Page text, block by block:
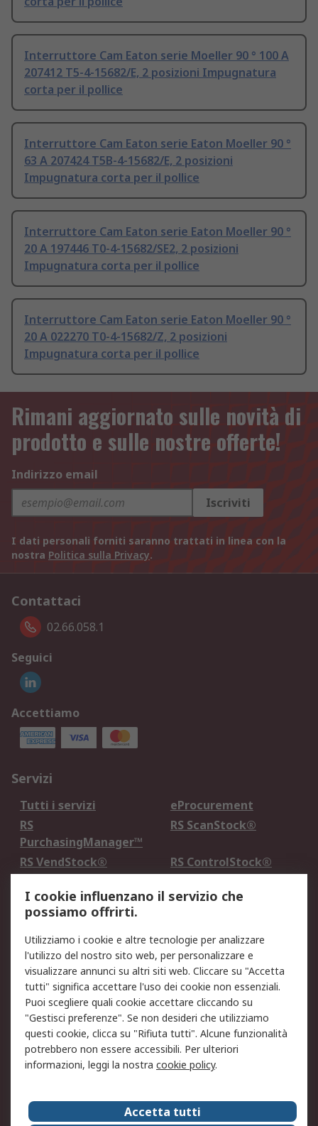
Interruttore Cam Eaton serie Moeller 90 ° 100 A
207412 T5-4-15682/E, 2 posizioni Impugnatura
corta per il pollice
Interruttore Cam Eaton serie Eaton Moeller 90 °
63 A 207424 T5B-4-15682/E, 2 posizioni
Impugnatura corta per il pollice
Interruttore Cam Eaton serie Eaton Moeller 90 °
20 A 197446 T0-4-15682/SE2, 2 posizioni
Impugnatura corta per il pollice
Interruttore Cam Eaton serie Eaton Moeller 90 °
20 A 022270 T0-4-15682/Z, 2 posizioni
Impugnatura corta per il pollice
Rimani aggiornato sulle novità di
prodotto e sulle nostre offerte!
Indirizzo email
Iscriviti
I dati personali forniti saranno trattati in linea con la
nostra Politica sulla Privacy.
Contattaci
02.66.058.1
Seguici
Accettiamo
Servizi
Tutti i servizi
eProcurement
RS
PurchasingManager™
RS ScanStock®
RS VendStock®
RS ControlStock®
Legale
Informativa Cookie
Informativa Privacy -
Aggiornata
Email Security
Termini d'uso
Condizioni di vendita
Condizioni generali di
servizio
Etica e responsabilità
Chi Siamo
Chi Siamo
Contattaci
Supporto
ESG
I cookie influenzano il servizio che
possiamo offrirti.
Utilizziamo i cookie e altre tecnologie per analizzare
l'utilizzo del nostro sito web, per personalizzare e
visualizzare annunci su altri siti web. Cliccare su "Accetta
tutti" significa accettare l'uso dei cookie non essenziali.
Puoi scegliere quali cookie accettare cliccando su
"Gestisci preferenze". Se non desideri che utilizziamo
questi cookie, clicca su "Rifiuta tutti". Alcune funzionalità
potrebbero non essere accessibili. Per ulteriori
informazioni, leggi la nostra cookie policy.
Accetta tutti